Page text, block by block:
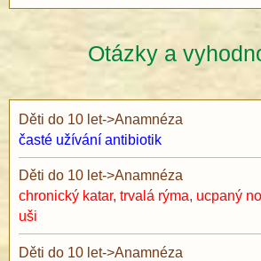
Otázky a
Děti do 10 let->Anamnéza
časté užívání antibiotik
Děti do 10 let->Anamnéza
chronický katar, trvalá rýma, ucpaný
uši
Děti do 10 let->Anamnéza